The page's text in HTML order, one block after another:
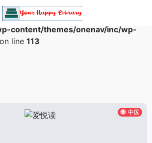
string conversion in
content/themes/onenav/inc/wp-
on line 113
中国